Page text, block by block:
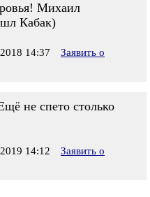
Михаил
Кабак)
14:37
Заявить о
не спето столько
14:12
Заявить о